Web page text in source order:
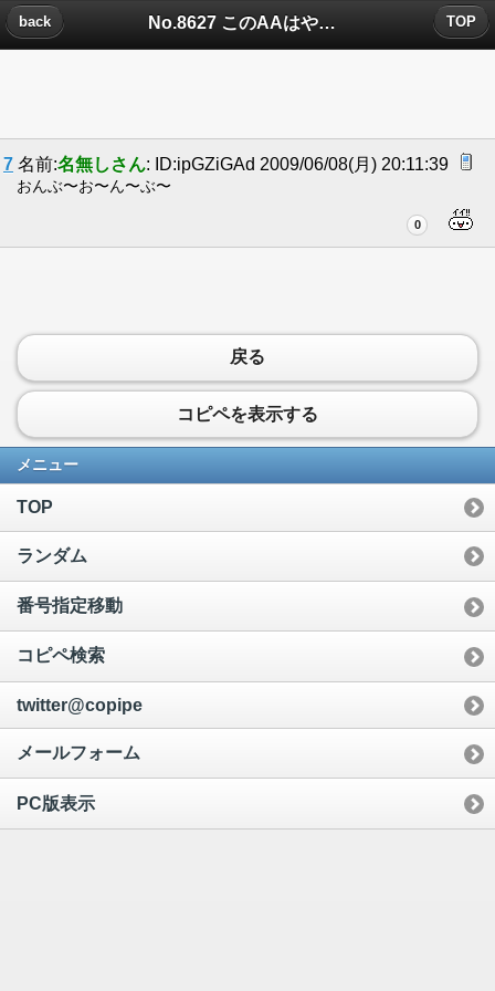
No.8627 このAAはやらせようぜｗｗｗｗｗｗｗｗｗｗｗｗｗについたコメント
back TOP
7 名前:名無しさん: ID:ipGZiGAd 2009/06/08(月) 20:11:39
おんぶ〜お〜ん〜ぶ〜
0
戻る
コピペを表示する
メニュー
TOP
ランダム
番号指定移動
コピペ検索
twitter@copipe
メールフォーム
PC版表示